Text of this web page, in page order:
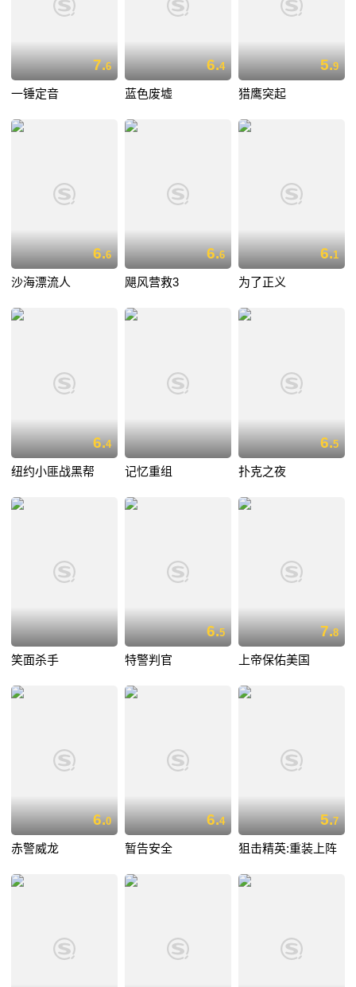
7.6
一锤定音
6.4
蓝色废墟
5.9
猎鹰突起
6.6
沙海漂流人
6.6
飓风营救3
6.1
为了正义
6.4
纽约小匪战黑帮 记忆重组
6.5
扑克之夜
笑面杀手
6.5
特警判官
7.8
上帝保佑美国
6.0
赤警威龙
6.4
暂告安全
5.7
狙击精英:重装上阵